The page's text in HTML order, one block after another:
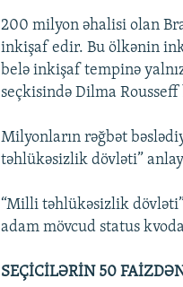
200 milyon əhalisi olan
inkişaf edir. Bu ölkənin
belə inkişaf tempinə
seçkisində Dilma
Milyonların rəğbət
təhlükəsizlik dövləti”
“Milli təhlükəsizlik
adam mövcud status
SEÇİCİLƏRİN 50